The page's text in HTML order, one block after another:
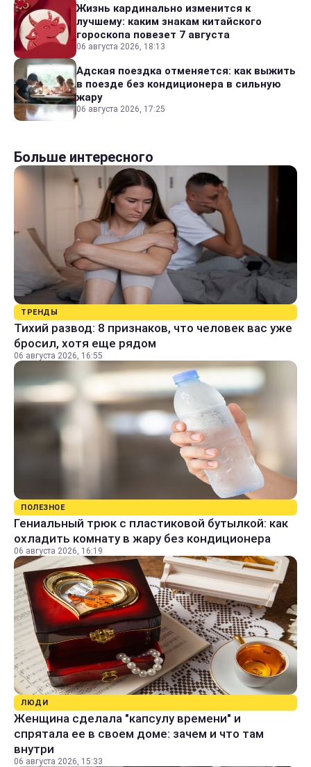
Жизнь кардинально изменится к
лучшему: каким знакам китайского
гороскопа повезет 7 августа
06 августа 2026, 18:13
Адская поездка отменяется: как выжить
в поезде без кондиционера в сильную
жару
06 августа 2026, 17:25
Больше интересного
ТРЕНДЫ
Тихий развод: 8 признаков, что человек вас уже
бросил, хотя еще рядом
06 августа 2026, 16:55
ПОЛЕЗНОЕ
Гениальный трюк с пластиковой бутылкой: как
охладить комнату в жару без кондиционера
06 августа 2026, 16:19
ЛЮДИ
Женщина сделала "капсулу времени" и
спрятала ее в своем доме: зачем и что там
внутри
06 августа 2026, 15:33